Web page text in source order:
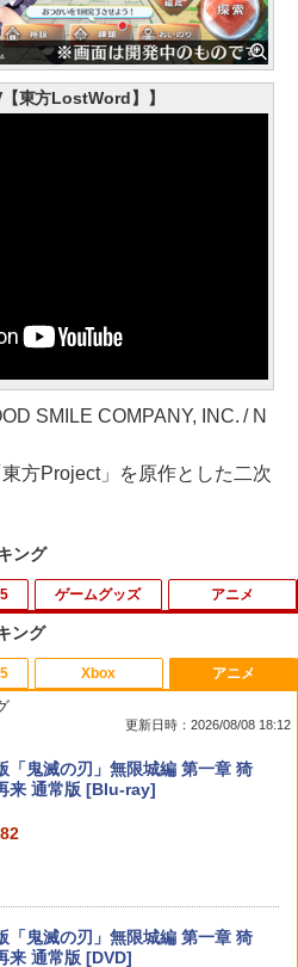
【東方LostWord】】
SMILE COMPANY, INC. / N
方Project」を原作とした二次
ング
】ファイナルファンタジー レゾナ
版(【初回封入特典】魔導
けだし騎士の応援パック・かけだ
V2 Cheeky (通常版) モデ
フリーク PS5 PS4 NS proチーキ
型 FPS 無段階高さ調節 profreek バ
対応【定形外郵便のみ送料無料】
5特許取得済み日本製しまリ
料Battlefield™ 6（バトルフィー
【予約特典】DLC「トゥームス
ゲームグッズ アニメ
レックス ブルーレイディスク
「鬼滅の刃」無限列車編 通常版
ング
トゥーン レイダース|オンライン
版
トゥーン レイダース -Switch2
5 デジタル・エディション
専用 Console Language: Japan
of Reincarnation -PS5 【特典】
クトコード 封入
Xbox
品】Xbox ワイヤレス コントロー
USB-C® ケーブル
ボット ホワイト)
アニメ
更新日時：2026/08/08 18:12
「鬼滅の刃」無限城編 第一章 猗
来 通常版 [Blu-ray]
「鬼滅の刃」無限城編 第一章 猗
来 通常版 [DVD]